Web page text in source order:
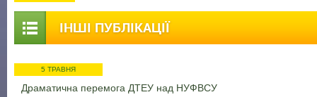
ІНШІ ПУБЛІКАЦІЇ
5 ТРАВНЯ
Драматична перемога ДТЕУ над НУФВСУ